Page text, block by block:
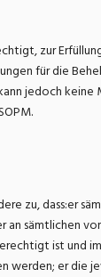
zur
für die
jedoch
zu, dass:er
sämtlichen
ist und
er die